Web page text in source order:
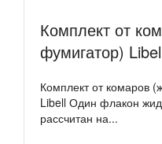
Комплект от
фумигатор)
Комплект от комаров
Libell Один флакон
рассчитан на...